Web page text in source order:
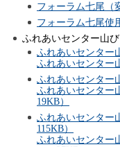
フォーラム七尾（
フォーラム七尾使
ふれあいセンター山
ふれあいセンター
ふれあいセンター
ふれあいセンター
ふれあいセンター
19KB）
ふれあいセンター
115KB）
ふれあいセンター